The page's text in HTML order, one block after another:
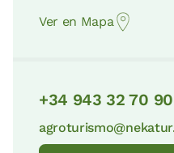
Ver en Mapa
+34 943 32 70 90